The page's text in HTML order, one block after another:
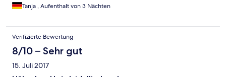
Tanja , Aufenthalt von 3 Nächten
Verifizierte Bewertung
8/10 – Sehr gut
15. Juli 2017